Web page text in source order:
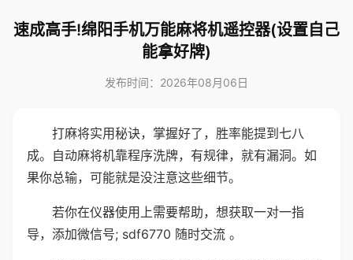
速成高手!绵阳手机万能麻将机遥控器(设置自己
能拿好牌)
发布时间：2026年08月06日
打麻将实用秘诀，掌握好了，胜率能提到七八
成。自动麻将机靠程序洗牌，有规律，就有漏洞。如
果你总输，可能就是没注意这些细节。
若你在仪器使用上需要帮助，想获取一对一指
导，添加微信号; sdf6770 随时交流 。